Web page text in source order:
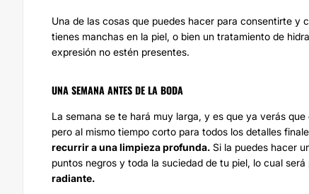
Una de las cosas que puedes hacer para consentirte
tienes manchas en la piel, o bien un tratamiento de
expresión no estén presentes.
UNA SEMANA ANTES DE LA BODA
La semana se te hará muy larga, y es que ya verás
pero al mismo tiempo corto para todos los detalles
recurrir a una limpieza profunda. Si la puedes hacer
puntos negros y toda la suciedad de tu piel, lo cual
radiante.